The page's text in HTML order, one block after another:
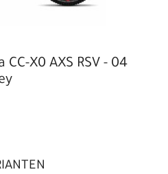
CC-X0 AXS RSV - 04